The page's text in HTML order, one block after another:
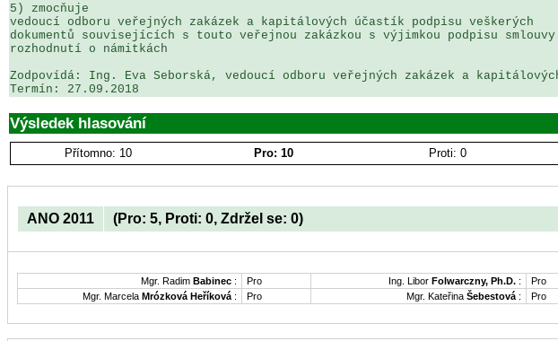
5) zmocňuje
vedoucí odboru veřejných zakázek a kapitálových účastík podpisu veškerých
dokumentů souvisejících s touto veřejnou zakázkou s výjimkou podpisu
rozhodnutí o námitkách
Zodpovídá: Ing. Eva Seborská, vedoucí odboru veřejných zakázek a
Výsledek hlasování
Přítomno: 10 Pro: 10 Proti: 0
ANO 2011 (Pro: 5, Proti: 0, Zdržel se: 0)
Mgr. Radim Babinec : Pro Ing. Libor Folwarczny, Ph.D. : Pro
Mgr. Marcela Mrózková Heříková : Pro Mgr. Kateřina Šebestová : Pro